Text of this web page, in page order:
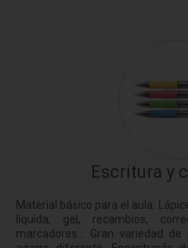
Escritura y
Material básico para el aula.
líquida, gel, recambios,
marcadores... Gran variedad